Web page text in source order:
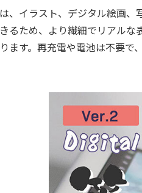
、イラスト、デジタル絵画、
るため、より繊細でリアル
ます。再充電や電池は不要